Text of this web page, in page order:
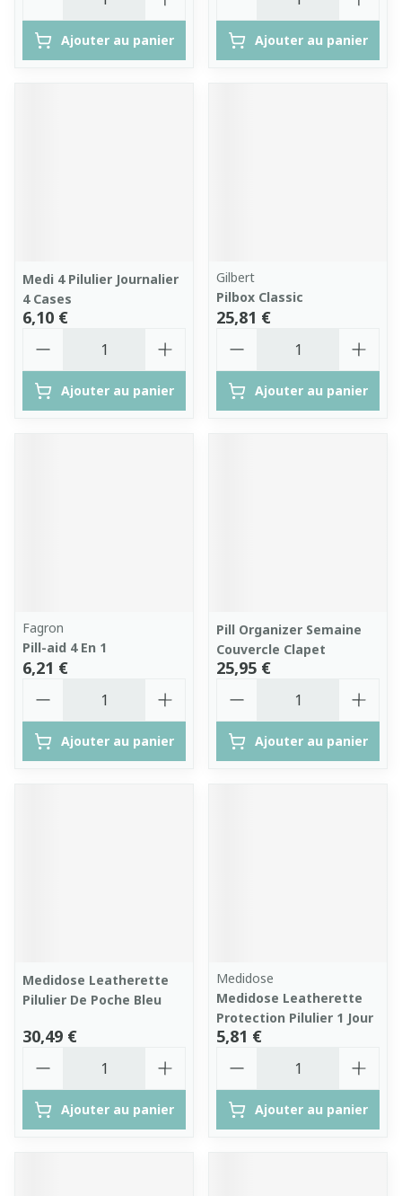
Ajouter au panier Ajouter au panier
Medi 4 Pilulier Journalier
4 Cases
6,10 €
Ajouter au panier
Gilbert
Pilbox Classic
25,81 €
Ajouter au panier
Fagron
Pill-aid 4 En 1
6,21 €
Ajouter au panier
Pill Organizer Semaine
Couvercle Clapet
25,95 €
Ajouter au panier
Medidose Leatherette
Pilulier De Poche Bleu
30,49 €
Ajouter au panier
Medidose
Medidose Leatherette
Protection Pilulier 1 Jour
5,81 €
Ajouter au panier